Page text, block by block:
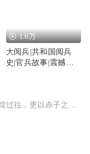
1.6万
大阅兵|共和国阅兵
史|官兵故事|震撼瞬